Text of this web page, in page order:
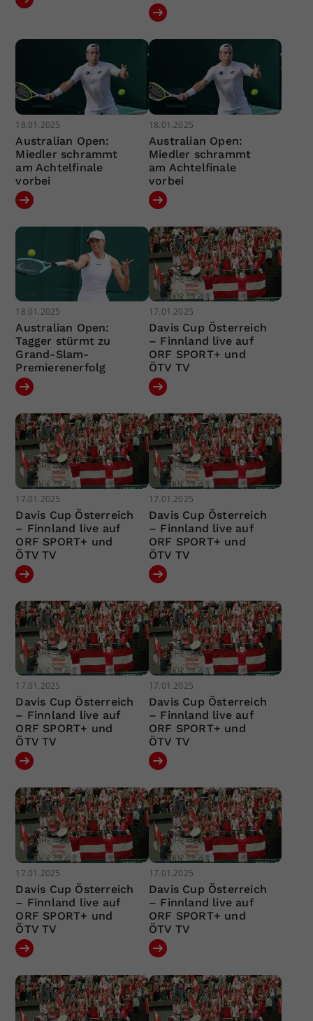
18.01.2025
Australian Open:
Miedler schrammt
am Achtelfinale
vorbei
18.01.2025
Australian Open:
Miedler schrammt
am Achtelfinale
vorbei
18.01.2025
Australian Open:
Tagger stürmt zu
Grand-Slam-
Premierenerfolg
17.01.2025
Davis Cup Österreich
– Finnland live auf
ORF SPORT+ und
ÖTV TV
17.01.2025
Davis Cup Österreich
– Finnland live auf
ORF SPORT+ und
ÖTV TV
17.01.2025
Davis Cup Österreich
– Finnland live auf
ORF SPORT+ und
ÖTV TV
17.01.2025
Davis Cup Österreich
– Finnland live auf
ORF SPORT+ und
ÖTV TV
17.01.2025
Davis Cup Österreich
– Finnland live auf
ORF SPORT+ und
ÖTV TV
17.01.2025
Davis Cup Österreich
– Finnland live auf
ORF SPORT+ und
ÖTV TV
17.01.2025
Davis Cup Österreich
– Finnland live auf
ORF SPORT+ und
ÖTV TV